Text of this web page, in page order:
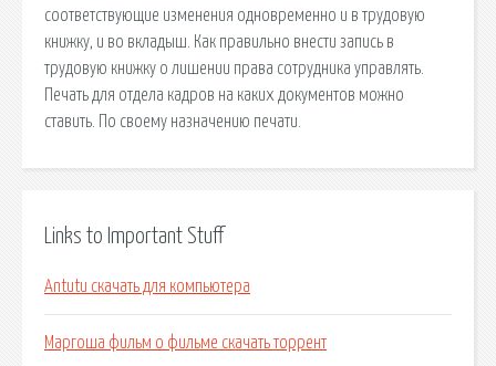
соответствующие изменения одновременно и в трудовую
книжку, и во вкладыш. Как правильно внести запись в
трудовую книжку о лишении права сотрудника управлять.
Печать для отдела кадров на каких документов можно
ставить. По своему назначению печати.
Links to Important Stuff
Antutu скачать для компьютера
Маргоша фильм о фильме скачать торрент